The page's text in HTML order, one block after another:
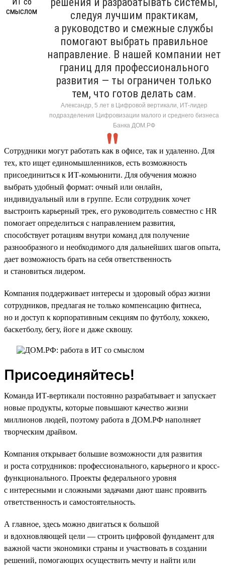
следуя лучшим практикам,
а руководство и смежные службы
помогают выбрать правильное
направление. В нашей компании нет
границ для профессионального
развития — ты ограничен только
тем, что готов делать сам.
Александр, 5 лет в Цифровой вертикали, ИТ-лидер
подразделения Цифровизации малого и среднего бизнеса
Банка ДОМ.РФ
Сотрудники могут работать как в офисе, так и удаленно. Для
тех, кто ищет единомышленников, есть возможность
присоединиться к ИТ-комьюнити. Для обучения можно
выбрать удобный формат: очный или онлайн,
индивидуальный или в группе. Если сотрудник хочет
выстроить карьерный трек, его руководитель совместно с HR
помогает определиться с направлением развития,
способствует ротациям внутри команд для получение
разнообразного и необходимого для дальнейших шагов опыта,
дает возможность брать на себя ответственность
и становиться лидером.
Компания поддерживает интересы и здоровый образ жизни
сотрудников, предлагая не только компенсацию фитнеса,
но и доступ к корпоративным секциям по футболу, хоккею,
баскетболу, бегу, йоге и даже сквошу.
Присоединяйтесь!
Команда ИТ-вертикали постоянно разрабатывает и запускает
новые продукты, которые повышают качество жизни
миллионов людей, поэтому работа в ДОМ.РФ наполняет
творческим драйвом.
Компания открывает большие возможности для развития
и роста сотрудников: профессионального, карьерного и кросс-
функционального. Проекты федерального уровня
с интересными и сложными задачами дают шанс проявить
ответственность и самостоятельность.
А главное, здесь можно двигаться к большой
и вдохновляющей цели — строить цифровой фундамент для
важной части экономики страны и участвовать в создании
решений, помогающих осуществить мечту и найти или